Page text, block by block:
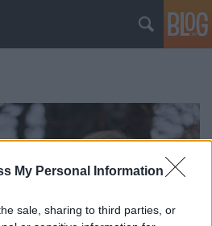
My Personal Information
sale, sharing to third parties, or